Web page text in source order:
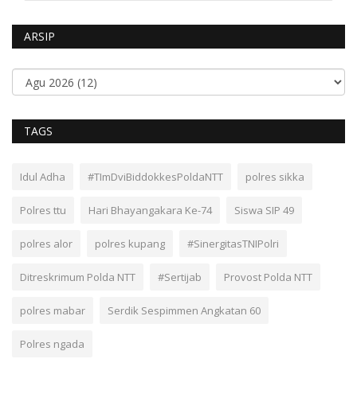
ARSIP
TAGS
Idul Adha #TImDviBiddokkesPoldaNTT polres sikka
Polres ttu Hari Bhayangakara Ke-74 Siswa SIP 49
polres alor polres kupang #SinergitasTNIPolri
Ditreskrimum Polda NTT #Sertijab Provost Polda NTT
polres mabar Serdik Sespimmen Angkatan 60
Polres ngada